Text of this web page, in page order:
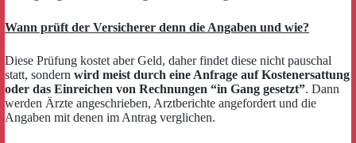
Wann prüft der Versicherer denn die Angaben und wie?
Diese Prüfung kostet aber Geld, daher findet diese nicht pauschal
statt, sondern wird meist durch eine Anfrage auf Kostenersattung
oder das Einreichen von Rechnungen “in Gang gesetzt”. Dann
werden Ärzte angeschrieben, Arztberichte angefordert und die
Angaben mit denen im Antrag verglichen.